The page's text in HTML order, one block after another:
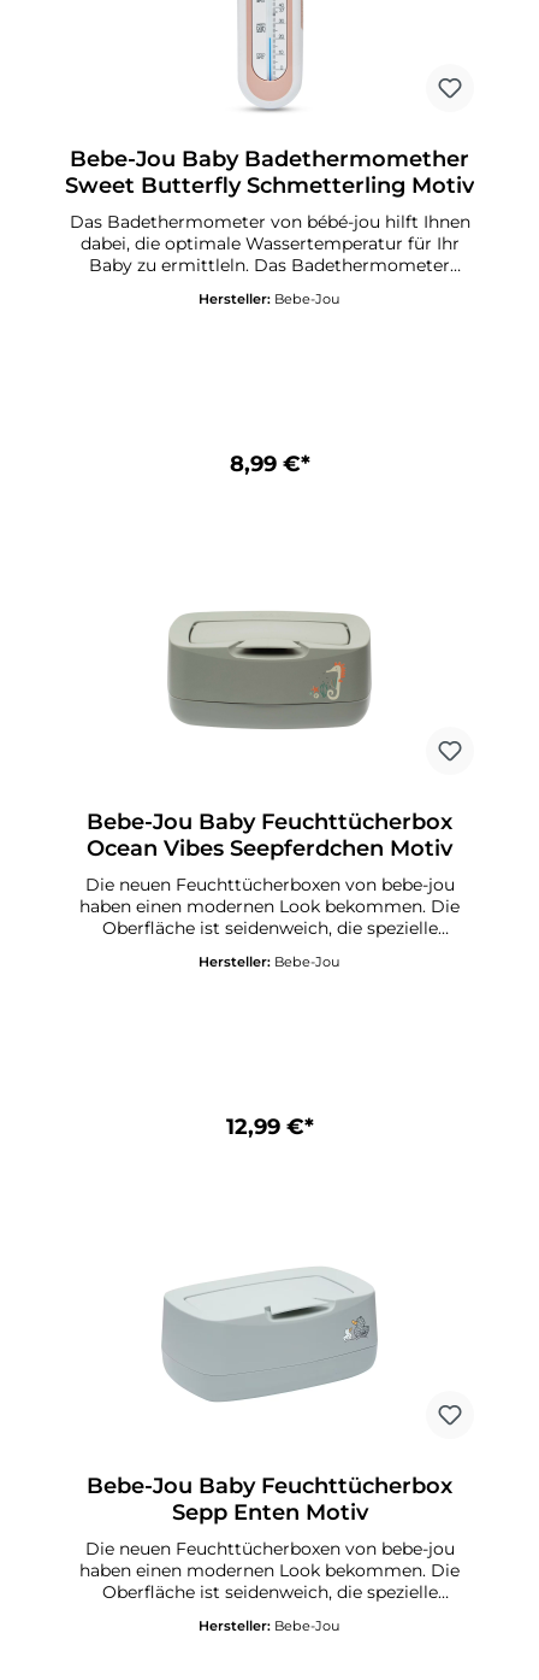
Bebe-Jou Baby Badethermomether
Sweet Butterfly Schmetterling Motiv
Das Badethermometer von bébé-jou hilft Ihnen
dabei, die optimale Wassertemperatur für Ihr
Baby zu ermittleln. Das Badethermometer
sicher im Gehäuse eingelassen.Abmessung: 16,5
Hersteller: Bebe-Jou
8,99 €*
Bebe-Jou Baby Feuchttücherbox
Ocean Vibes Seepferdchen Motiv
Die neuen Feuchttücherboxen von bebe-jou
haben einen modernen Look bekommen. Die
Oberfläche ist seidenweich, die spezielle
Entnehmen der Feuchttücher mit einer Hand.
Hersteller: Bebe-Jou
12,99 €*
Bebe-Jou Baby Feuchttücherbox
Sepp Enten Motiv
Die neuen Feuchttücherboxen von bebe-jou
haben einen modernen Look bekommen. Die
Oberfläche ist seidenweich, die spezielle
Entnehmen der Feuchttücher mit einer Hand.
Hersteller: Bebe-Jou